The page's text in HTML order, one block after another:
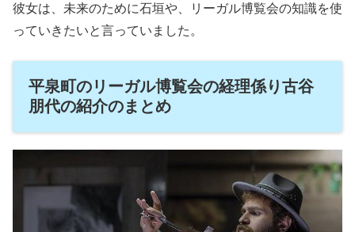
彼女は、未来のために石垣や、リーガル博覧会の知識を使
っていきたいと言っていました。
平泉町のリーガル博覧会の経理係り古谷
朋代の紹介のまとめ